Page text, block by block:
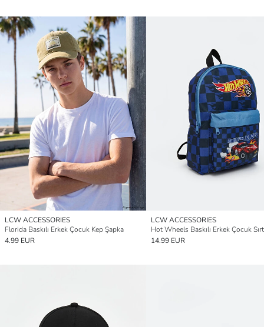
LCW ACCESSORIES
Florida Baskılı Erkek Çocuk Kep Şapka
4.99 EUR
LCW ACCESSORIES
14.99 EUR